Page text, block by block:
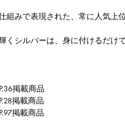
組みで表現された、常に人気上
くシルバーは、身に付けるだけ
掲載商品
掲載商品
掲載商品